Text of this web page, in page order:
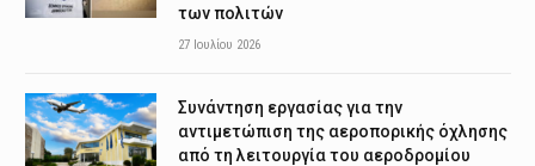
των πολιτών
27 Ιουλίου 2026
Συνάντηση εργασίας για την
αντιμετώπιση της αεροπορικής όχλησης
από τη λειτουργία του αεροδρομίου